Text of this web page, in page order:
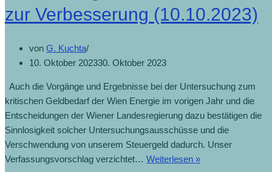
zur Verbesserung (10.10.2023)
von G. Kuchta
10. Oktober 202330. Oktober 2023
Auch die Vorgänge und Ergebnisse bei der Untersuchung zum
kritischen Geldbedarf der Wien Energie im vorigen Jahr und die
Entscheidungen der Wiener Landesregierung dazu bestätigen die
Sinnlosigkeit solcher Untersuchungsausschüsse und die
Verschwendung von unserem Steuergeld dadurch. Unser
Verfassungsvorschlag verzichtet… Weiterlesen »